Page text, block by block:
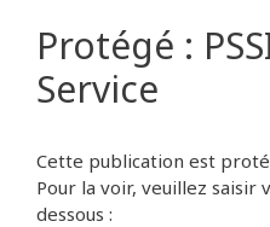
Protégé :
Service
Cette publication est
Pour la voir, veuillez saisir
dessous :